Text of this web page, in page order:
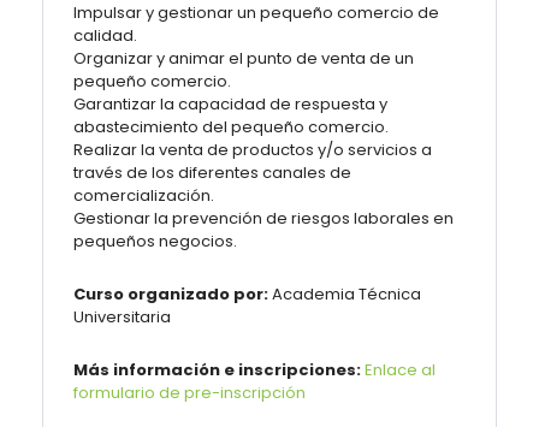
Impulsar y gestionar un pequeño comercio de
calidad.
Organizar y animar el punto de venta de un
pequeño comercio.
Garantizar la capacidad de respuesta y
abastecimiento del pequeño comercio.
Realizar la venta de productos y/o servicios a
través de los diferentes canales de
comercialización.
Gestionar la prevención de riesgos laborales en
pequeños negocios.
Curso organizado por:Academia Técnica
Universitaria
Más información e inscripciones:Enlace al
formulario de pre-inscripción